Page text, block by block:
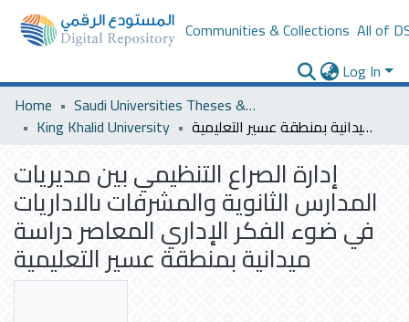
Communities & Collections All of
Log In
Home
Saudi Universities Theses & Dissertations
King Khalid University
إدارة الصراع التنظيمي بين مديريات المدارس الثانوية والمشرفات ىالاداريات في ضوء الفكر الإداري المعاصر دراسة ميدانية بمنطقة عسير التعليمية
إدارة الصراع التنظيمي بين مديريات
المدارس الثانوية والمشرفات ىالاداريات
في ضوء الفكر الإداري المعاصر دراسة
ميدانية بمنطقة عسير التعليمية